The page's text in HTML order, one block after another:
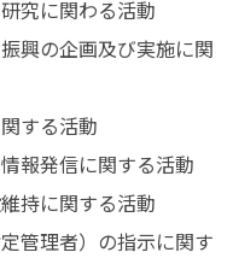
究に関わる活動
興の企画及び実施に関
する活動
報発信に関する活動
持に関する活動
管理者）の指示に関す